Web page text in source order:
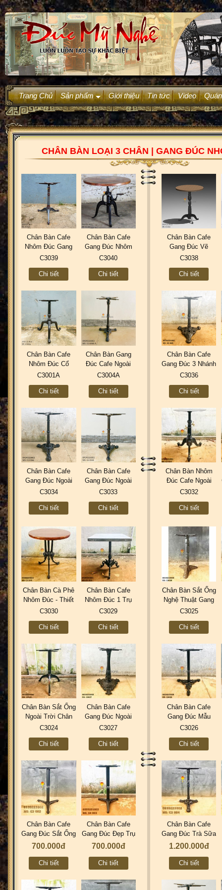
Trang Chủ
+
Sản phẩm Giới thiệu Tin tức Video
CHÂN BÀN LOẠI 3 CHÂN | GANG ĐÚC
Chân Bàn Cafe
Nhôm Đúc Gang
Đúc Ngoài Trời
Hàng Coffee
C3039
Chi tiết
Chân Bàn Cafe
Gang Đúc Nhôm
Đúc Industrial
C3040
C3040
Chi tiết
Chân Bàn Cafe
Gang Đúc Vẽ
Thiết Kế 3D Và
C3038
C3038
Chi tiết
Chân Bàn Cafe
Nhôm Đúc Cổ
Điển Ngoài Trời
Ăn C3001A
C3001A
Chi tiết
Chân Bàn Gang
Đúc Cafe Ngoài
Trời Sân Vườn 3
C3004A
C3004A
Chi tiết
Chân Bàn Cafe
Gang Đúc 3 Nhánh
Cổ Điển Ngoài
C3036
C3036
Chi tiết
Chân Bàn Cafe
Gang Đúc Ngoài
Trời Sân Vườn
Hàng Đẹp ở
C3034
Chi tiết
Chân Bàn Cafe
Gang Đúc Ngoài
Trời Đẹp | 3 Chân
Ăn Cao Cấp ở
C3033
Chi tiết
Chân Bàn Nhôm
Đúc Cafe Ngoài
Trời Sân Vườn
Cao Thấp ở
C3032
Chi tiết
Chân Bàn Cà Phê
Nhôm Đúc - Thiết
Kế Sản Xuất Mẫu
Tphcm C3030
C3030
Chi tiết
Chân Bàn Cafe
Nhôm Đúc 1 Trụ
Ngoài Trời Sân
Cao Cấp Ở Tphcm
C3029
Chi tiết
Chân Bàn Sắt Ống
Nghệ Thuật Gang
Đúc Ngoài Trời
Tphcm C3025
C3025
Chi tiết
Chân Bàn Sắt Ống
Ngoài Trời Chân
Gang Đúc Cafe
C3024
Chi tiết
Chân Bàn Cafe
Gang Đúc Ngoài
Trời Sân Vườn
Cấp Uy Tín Tphcm
C3027
Chi tiết
Chân Bàn Cafe
Gang Đúc Mẫu
Mới Đẹp 3 Chân
Nhà Hàng Ở
C3026
Chi tiết
Chân Bàn Cafe
Gang Đúc Sắt Ống
| 3 Chân Trà Sữa
Tphcm C3002
700.000đ
Chi tiết
Chân Bàn Cafe
Gang Đúc Đẹp Trụ
Sắt 3 Chân - Quán
Tphcm C3003
700.000đ
Chi tiết
Chân Bàn Cafe
Gang Đúc Trà Sữa
KOI | 3 Chân
Nhà Hàng C3004
1.200.000đ
Chi tiết